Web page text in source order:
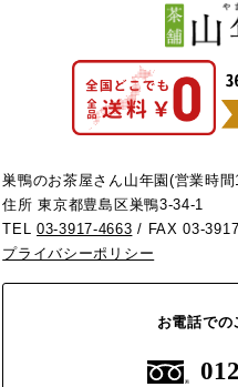
巣鴨のお茶屋さん山年園(営業時
住所 東京都豊島区巣鴨3-34-1
TEL03-3917-4663 / FAX 03-
プライバシーポリシー
お電話での